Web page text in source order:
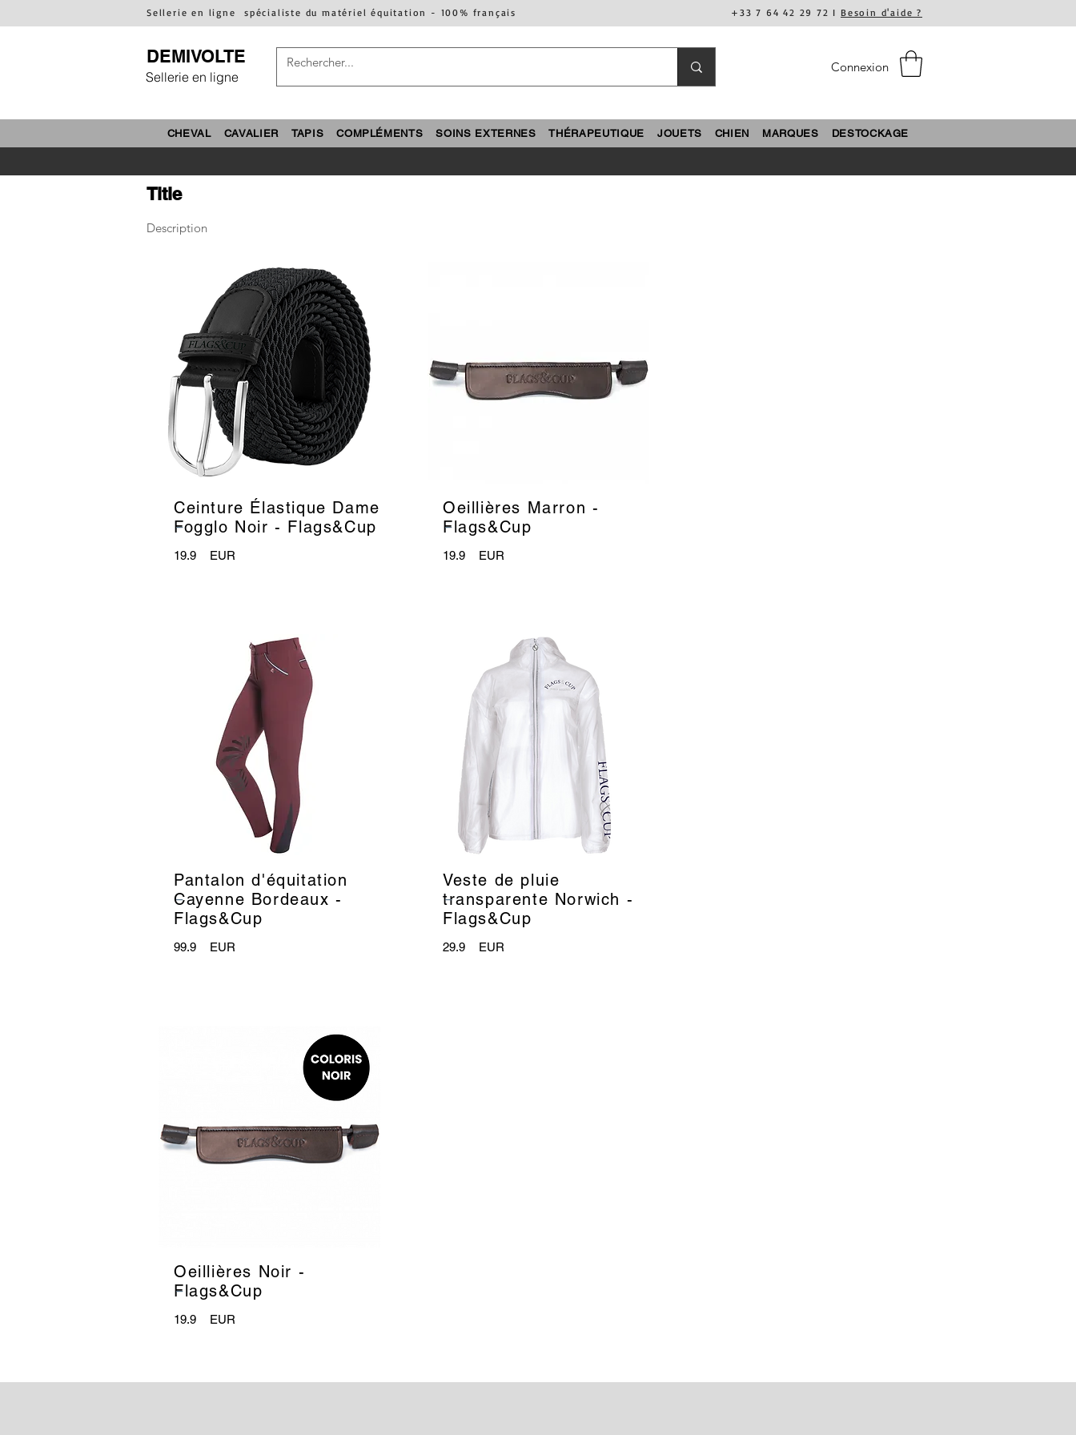
Sellerie en ligne spécialiste du matériel équitation - 100% français +33 7 64 42 29 72 I Besoin d'aide ?
DEMIVOLTE
Sellerie en ligne
Connexion
CHEVAL CAVALIER TAPIS COMPLÉMENTS SOINS EXTERNES THÉRAPEUTIQUE JOUETS CHIEN MARQUES DESTOCKAGE
Ceinture Élastique Dame
Fogglo Noir - Flags&Cup
_
19.9 EUR
Pantalon d'équitation
Cayenne Bordeaux -
Flags&Cup
_
99.9 EUR
Oeillières Marron -
Flags&Cup
_
19.9 EUR
Veste de pluie
transparente Norwich -
Flags&Cup
_
29.9 EUR
Oeillières Noir -
Flags&Cup
_
19.9 EUR
Title
Description